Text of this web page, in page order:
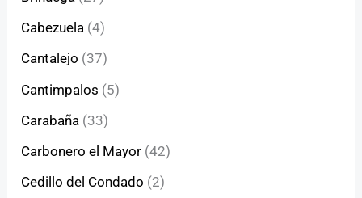
Cabezuela (4)
Cantalejo (37)
Cantimpalos (5)
Carabaña (33)
Carbonero el Mayor (42)
Cedillo del Condado (2)